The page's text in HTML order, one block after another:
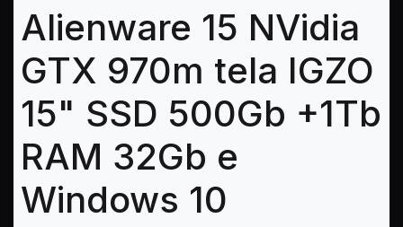
Alienware 15 NVidia
GTX 970m tela IGZO
15" SSD 500Gb +1Tb
RAM 32Gb e
Windows 10